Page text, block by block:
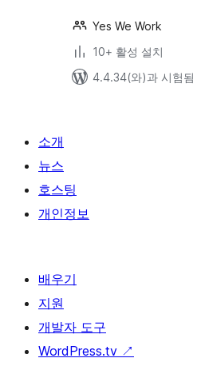
Yes We Work
10+ 활성 설치
4.4.34(와)과 시험됨
소개
뉴스
호스팅
개인정보
배우기
지원
개발자 도구
WordPress.tv ↗